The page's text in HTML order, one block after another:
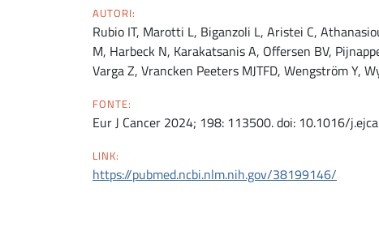
AUTORI:
Rubio IT, Marotti L, Biganzoli L, Aristei C,
M, Harbeck N, Karakatsanis A, Offersen BV,
Varga Z, Vrancken Peeters MJTFD, Wengström Y,
FONTE:
Eur J Cancer 2024; 198: 113500. doi: 10.1016/
LINK:
https://pubmed.ncbi.nlm.nih.gov/38199146/